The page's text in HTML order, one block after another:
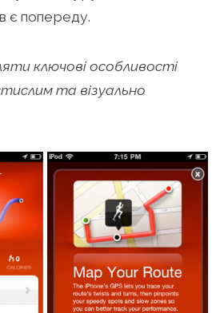
є попереду.
ключові особливості
та візуально